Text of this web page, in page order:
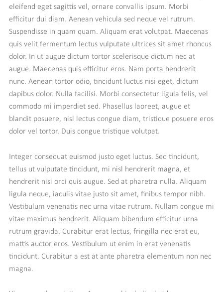
eleifend eget sagittis vel, ornare convallis ipsum. Morbi
efficitur dui diam. Aenean vehicula sed neque vel rutrum.
Suspendisse in quam quam. Aliquam erat volutpat. Maecenas
quis velit fermentum lectus vulputate ultrices sit amet rhoncus
dolor. In ut augue dictum tortor scelerisque dictum nec at
augue. Maecenas quis efficitur eros. Nam porta hendrerit
nunc. Aenean tortor odio, tincidunt luctus nisi eget, dictum
dapibus dolor. Nulla facilisi. Morbi consectetur ligula felis, vel
commodo mi imperdiet sed. Phasellus laoreet, augue et
blandit posuere, nisl lectus congue diam, tristique posuere eros
dolor vel tortor. Duis congue tristique volutpat.
Integer consequat euismod justo eget luctus. Sed tincidunt,
tellus ut vulputate tincidunt, mi nisl hendrerit magna, et
hendrerit nisi orci quis augue. Sed at pharetra nulla. Aliquam
ligula neque, iaculis vitae justo sit amet, finibus tempor nibh.
Vestibulum venenatis nec urna vitae rutrum. Nullam congue mi
vitae maximus hendrerit. Aliquam bibendum efficitur urna
rutrum gravida. Curabitur erat lectus, fringilla nec erat eu,
mattis auctor eros. Vestibulum ut enim in erat venenatis
tincidunt. Curabitur a est at ante pharetra elementum non nec
magna.